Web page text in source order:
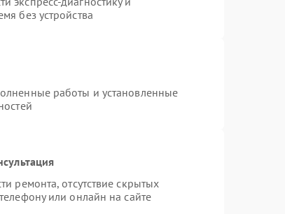
без устройства
работы и установленные
ремонта, отсутствие скрытых
или онлайн на сайте